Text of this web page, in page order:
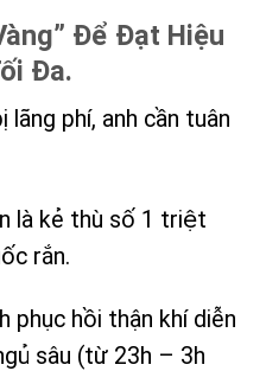
Để Đạt Hiệu
Đa.
lãng phí, anh cần tuân
là kẻ thù số 1 triệt
rắn.
phục hồi thận khí diễn
sâu (từ 23h – 3h